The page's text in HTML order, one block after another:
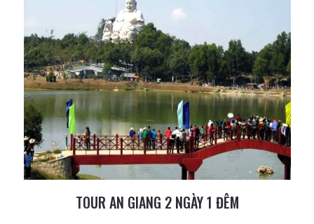
TOUR AN GIANG 2 NGÀY 1 ĐÊM